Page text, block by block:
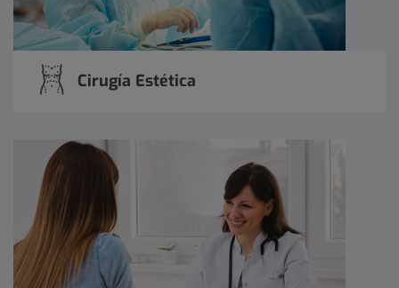
Cirugía Estética